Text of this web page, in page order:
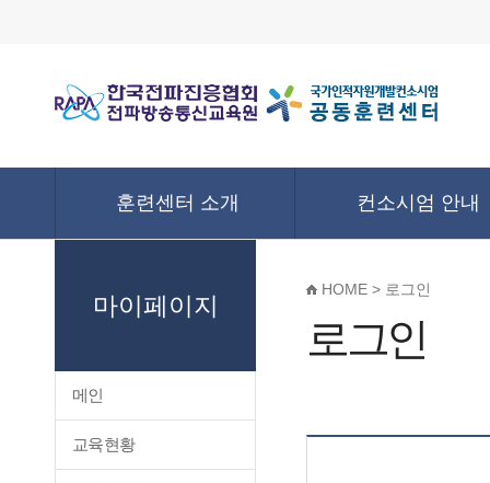
훈련센터 소개 컨소시엄 안내
마이페이지
메인
교육현황
HOME > 로그인
로그인